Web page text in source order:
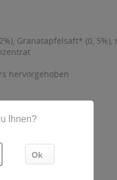
Granatapfelsaft* (0,
hervorgehoben
/ 411 - 249